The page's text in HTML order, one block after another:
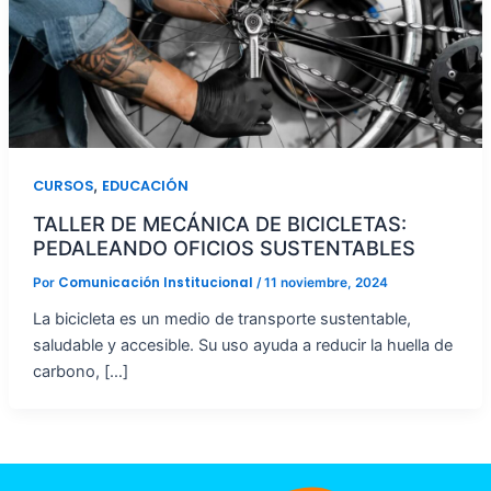
CURSOS, EDUCACIÓN
TALLER DE MECÁNICA DE BICICLETAS:
PEDALEANDO OFICIOS SUSTENTABLES
Por Comunicación Institucional /11 noviembre, 2024
La bicicleta es un medio de transporte sustentable,
saludable y accesible. Su uso ayuda a reducir la huella de
carbono, […]